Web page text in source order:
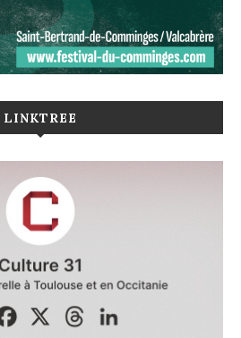
LINKTREE